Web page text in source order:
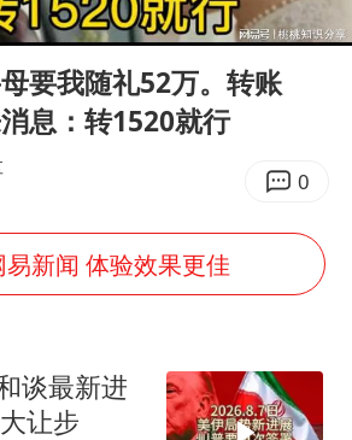
上门女婿出轨女邻居多年被判重婚罪
韩国检察官，“死”于2026
泰国：高度重视中国游客旅游体验
上海大部迎大暴雨
29:10
要我随礼52万。转账
息：转1520就行
0
新闻 体验效果更佳
谈最新进
让步